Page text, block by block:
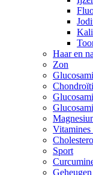
Haar en
Zon
Vitamines
Sport
Geheugen